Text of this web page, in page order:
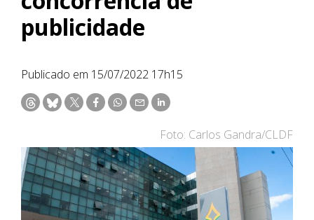
publicidade
Publicado em 15/07/2022 17h15
Foto: Carlos Gandra/CLDF